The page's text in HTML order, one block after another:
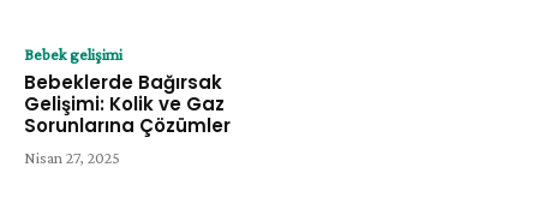
Bebek gelişimi
Bebeklerde Bağırsak
Gelişimi: Kolik ve Gaz
Sorunlarına Çözümler
Nisan 27, 2025